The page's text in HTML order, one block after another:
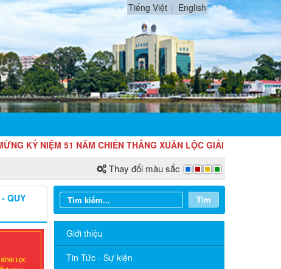
Tiếng Việt English
KỶ NIỆM 51 NĂM CHIẾN THẮNG XUÂN LỘC GIẢI PHÓNG LONG
Thay đổi màu sắc
Tìm
Giới thiệu
Tin Tức - Sự kiện
QUY